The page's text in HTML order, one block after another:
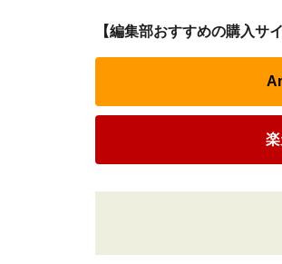
【編集部おすすめの購入サイ